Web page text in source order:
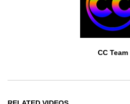
CC Team